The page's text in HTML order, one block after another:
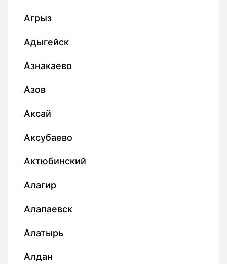
Агрыз
Адыгейск
Азнакаево
Азов
Аксай
Аксубаево
Актюбинский
Алагир
Алапаевск
Алатырь
Алдан